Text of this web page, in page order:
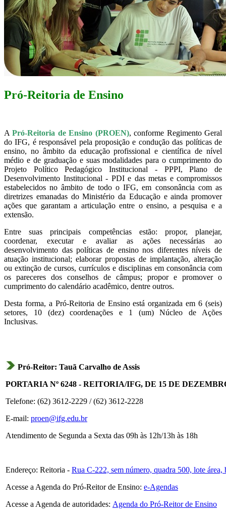
Pró-Reitoria de Ensino
APró-Reitoria de Ensino (PROEN), conforme Regimento Geral
do IFG, é responsável pela proposição e condução das políticas de
ensino, no âmbito da educação profissional e científica de nível
médio e de graduação e suas modalidades para o cumprimento do
Projeto Político Pedagógico Institucional - PPPI, Plano de
Desenvolvimento Institucional - PDI e das metas e compromissos
estabelecidos no âmbito de todo o IFG, em consonância com as
diretrizes emanadas do Ministério da Educação e ainda promover
ações que garantam a articulação entre o ensino, a pesquisa e a
extensão.
Entre suas principais competências estão: propor, planejar,
coordenar, executar e avaliar as ações necessárias ao
desenvolvimento das políticas de ensino nos diferentes níveis de
atuação institucional; elaborar propostas de implantação, alteração
ou extinção de cursos, currículos e disciplinas em consonância com
os pareceres dos conselhos de câmpus; propor e promover o
cumprimento do calendário acadêmico, dentre outros.
Desta forma, a Pró-Reitoria de Ensino está organizada em 6 (seis)
setores, 10 (dez) coordenações e 1 (um) Núcleo de Ações
Inclusivas.
Pró-Reitor: Tauã Carvalho de Assis
PORTARIA Nº 6248 - REITORIA/IFG, DE 15 DE
Telefone: (62) 3612-2229 / (62) 3612-2228
E-mail: proen@ifg.edu.br
Atendimento de Segunda a Sexta das 09h às 12h/13h às 18h
Endereço: Reitoria - Rua C-222, sem número, quadra 500, lote
Acesse a Agenda do Pró-Reitor de Ensino: e-Agendas
Acesse a Agenda de autoridades: Agenda do Pró-Reitor de Ensino